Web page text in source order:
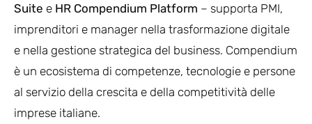
Suite e HR Compendium Platform – supporta PMI,
imprenditori e manager nella trasformazione digitale
e nella gestione strategica del business. Compendium
è un ecosistema di competenze, tecnologie e persone
al servizio della crescita e della competitività delle
imprese italiane.